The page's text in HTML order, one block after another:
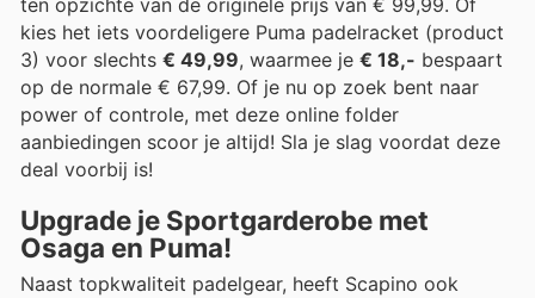
kies het iets voordeligere Puma padelracket (product
3) voor slechts € 49,99, waarmee je € 18,- bespaart
op de normale € 67,99. Of je nu op zoek bent naar
power of controle, met deze online folder
aanbiedingen scoor je altijd! Sla je slag voordat deze
deal voorbij is!
Upgrade je Sportgarderobe met
Osaga en Puma!
Naast topkwaliteit padelgear, heeft Scapino ook